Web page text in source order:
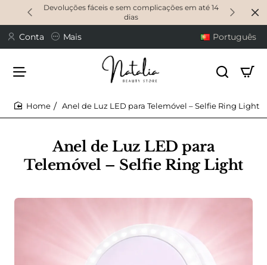
Devoluções fáceis e sem complicações em até 14
dias
Conta Mais Português
Anel de Luz LED para
Telemóvel – Selfie Ring Light
Anel de Luz LED para Telemóvel – Selfie Ring Light